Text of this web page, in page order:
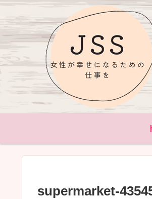
supermarket-